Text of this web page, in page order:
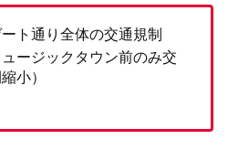
ト通り全体の交通規制
ージックタウン前のみ交
小）